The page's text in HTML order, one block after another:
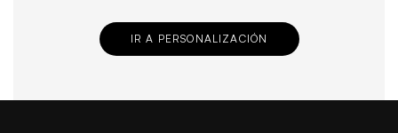
IR A PERSONALIZACIÓN